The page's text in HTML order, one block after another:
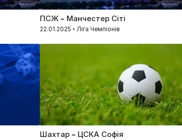
ПСЖ – Манчестер Сіті
22.01.2025 • Ліга Чемпіонів
Шахтар – ЦСКА Софія